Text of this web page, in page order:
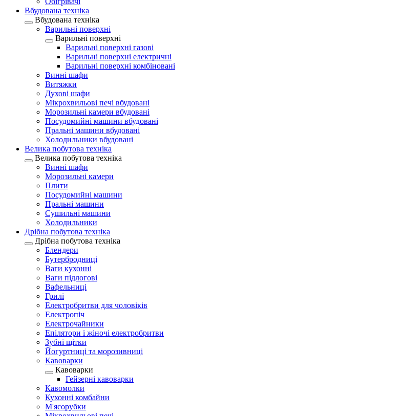
Вбудована техніка
Вбудована техніка
Варильні поверхні
Варильні поверхні
Варильні поверхні газові
Варильні поверхні електричні
Варильні поверхні комбіновані
Винні шафи
Витяжки
Духові шафи
Мікрохвильові печі вбудовані
Морозильні камери вбудовані
Посудомийні машини вбудовані
Пральні машини вбудовані
Холодильники вбудовані
Велика побутова техніка
Велика побутова техніка
Винні шафи
Морозильні камери
Плити
Посудомийні машини
Пральні машини
Сушильні машини
Холодильники
Дрібна побутова техніка
Дрібна побутова техніка
Блендери
Бутербродниці
Ваги кухонні
Ваги підлогові
Вафельниці
Грилі
Електробритви для чоловіків
Електропіч
Електрочайники
Епілятори і жіночі електробритви
Зубні щітки
Йогуртниці та морозивниці
Кавоварки
Кавоварки
Гейзерні кавоварки
Кавомолки
Кухонні комбайни
М'ясорубки